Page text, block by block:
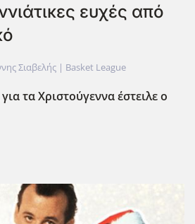
ευχές από
Σιαβελής | Basket League
τα Χριστούγεννα έστειλε ο